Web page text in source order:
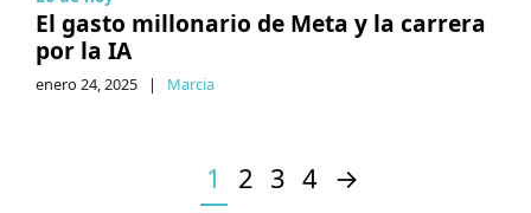
El gasto millonario de Meta y la carrera
por la IA
enero 24, 2025 | Marcia
1 2 3 4 →